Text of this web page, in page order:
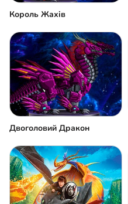
Король Жахів
Двоголовий Дракон